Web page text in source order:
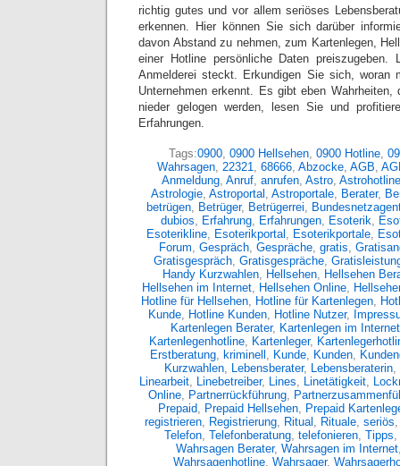
richtig gutes und vor allem seriöses
erkennen. Hier können Sie sich darüber
davon Abstand zu nehmen, zum Kartenlegen,
einer Hotline persönliche Daten
Anmelderei steckt. Erkundigen Sie sich, woran
Unternehmen erkennt. Es gibt eben
nieder gelogen werden, lesen Sie und
Erfahrungen.
Tags:0900, 0900 Hellsehen, 0900 Hotline,
Wahrsagen, 22321, 68666, Abzocke, AGB,
Anmeldung, Anruf, anrufen, Astro, Astrohotline
Astrologie, Astroportal , Astroportale, Berater,
betrügen, Betrüger, Betrügerrei,
dubios, Erfahrung, Erfahrungen, Esoterik,
Esoterikline, Esoterikportal , Esoterikportale,
Forum, Gespräch, Gespräche, gratis,
Gratisgespräch, Gratisgespräche,
Handy Kurzwahlen, Hellsehen, Hellsehen
Hellsehen im Internet, Hellsehen Online, Hellseher
Hotline für Hellsehen, Hotline für Kartenlegen,
Kunde, Hotline Kunden, Hotline Nutzer,
Kartenlegen Berater, Kartenlegen im Internet
Kartenlegenhotline, Kartenleger,
Erstberatung, kriminell , Kunde, Kunden,
Kurzwahlen, Lebensberater, Lebensberaterin,
Linearbeit, Linebetreiber, Lines, Linetätigkeit,
Online, Partnerrückführung,
Prepaid, Prepaid Hellsehen, Prepaid
registrieren, Registrierung, Ritual , Rituale, seriös
Telefon, Telefonberatung, telefonieren, Tipps,
Wahrsagen Berater, Wahrsagen im Internet
Wahrsagenhotline, Wahrsager,